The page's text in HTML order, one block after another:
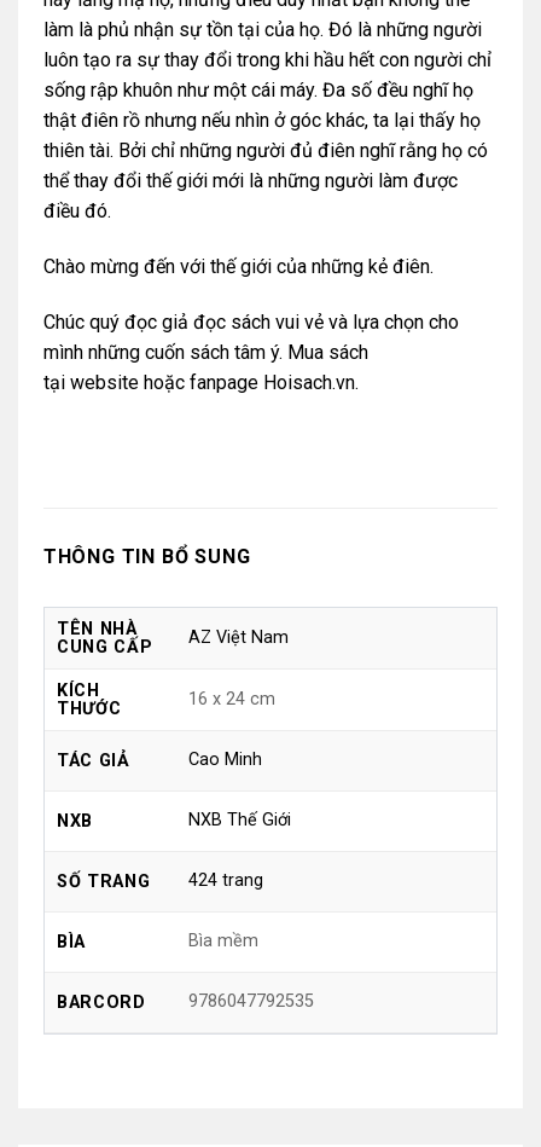
làm là phủ nhận sự tồn tại của họ. Đó là những người
luôn tạo ra sự thay đổi trong khi hầu hết con người chỉ
sống rập khuôn như một cái máy. Đa số đều nghĩ họ
thật điên rồ nhưng nếu nhìn ở góc khác, ta lại thấy họ
thiên tài. Bởi chỉ những người đủ điên nghĩ rằng họ có
thể thay đổi thế giới mới là những người làm được
điều đó.
Chào mừng đến với thế giới của những kẻ điên.
Chúc quý đọc giả đọc sách vui vẻ và lựa chọn cho
mình những cuốn sách tâm ý. Mua sách
tại websitehoặc fanpage Hoisach.vn.
THÔNG TIN BỔ SUNG
TÊN NHÀ
CUNG CẤP
AZ Việt Nam
KÍCH
THƯỚC
16 x 24 cm
TÁC GIẢ Cao Minh
NXB NXB Thế Giới
SỐ TRANG 424 trang
BÌA Bìa mềm
BARCORD 9786047792535